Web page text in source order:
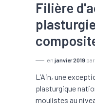
Filière
en janvier 2019 par
L’Ain, une
plasturgique
moulistes au